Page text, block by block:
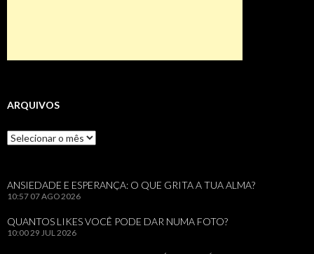
ARQUIVOS
Arquivos
ANSIEDADE E ESPERANÇA: O QUE GRITA A TUA ALMA?
10:57 07 AGO 2026
QUANTOS LIKES VOCÊ PODE DAR NUMA FOTO?
10:0029 JUL 2026